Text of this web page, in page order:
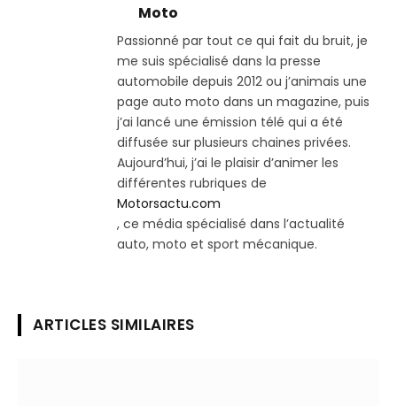
Moto
Passionné par tout ce qui fait du bruit, je
me suis spécialisé dans la presse
automobile depuis 2012 ou j’animais une
page auto moto dans un magazine, puis
j’ai lancé une émission télé qui a été
diffusée sur plusieurs chaines privées.
Aujourd’hui, j’ai le plaisir d’animer les
différentes rubriques de
Motorsactu.com
, ce média spécialisé dans l’actualité
auto, moto et sport mécanique.
ARTICLES SIMILAIRES